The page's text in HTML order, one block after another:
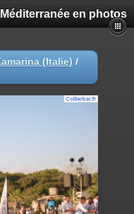
en photos
(Italie) /